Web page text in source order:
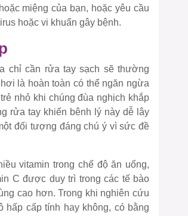
miệng của bạn, hoặc yêu cầu
hoặc vi khuẩn gây bệnh.
chỉ cần rửa tay sạch sẽ thường
là hoàn toàn có thể ngăn ngừa
nhỏ khi chúng đùa nghịch khắp
rửa tay khiến bênh lý này dễ lây
đối tượng đáng chú ý vì sức đề
vitamin trong chế độ ăn uống,
C được duy trì trong các tế bào
cao hơn. Trong khi nghiên cứu
cấp tính hay không, có bằng